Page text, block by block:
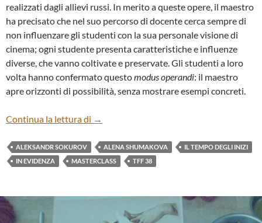
realizzati dagli allievi russi. In merito a queste opere, il maestro
ha precisato che nel suo percorso di docente cerca sempre di
non influenzare gli studenti con la sua personale visione di
cinema; ogni studente presenta caratteristiche e influenze
diverse, che vanno coltivate e preservate. Gli studenti a loro
volta hanno confermato questomodus operandi: il maestro
apre orizzonti di possibilità, senza mostrare esempi concreti.
Continua la lettura di MASTERCLASS. “SPEDIZIONE
→
ALEKSANDR SOKUROV ALENA SHUMAKOVA
IL TEMPO DEGLI INIZI
IN EVIDENZA
MASTERCLASS TFF 38